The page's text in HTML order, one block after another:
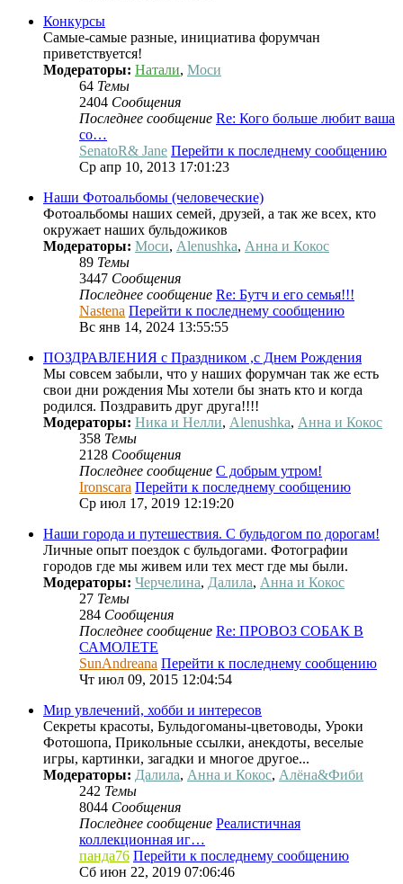
Конкурсы
Самые-самые разные, инициатива форумчан
приветствуется!
Модераторы: Натали, Моси
64 Темы
2404 Сообщения
Последнее сообщение Re: Кого больше любит ваша
со…
SenatoR& Jane Перейти к последнему сообщению
Ср апр 10, 2013 17:01:23
Наши Фотоальбомы (человеческие)
Фотоальбомы наших семей, друзей, а так же всех, кто
окружает наших бульдожиков
Модераторы: Моси, Alenushka, Анна и Кокос
89 Темы
3447 Сообщения
Последнее сообщение Re: Бутч и его семья!!!
Nastena Перейти к последнему сообщению
Вс янв 14, 2024 13:55:55
ПОЗДРАВЛЕНИЯ с Праздником ,с Днем Рождения
Мы совсем забыли, что у наших форумчан так же есть
свои дни рождения Мы хотели бы знать кто и когда
родился. Поздравить друг друга!!!!
Модераторы: Ника и Нелли, Alenushka, Анна и Кокос
358 Темы
2128 Сообщения
Последнее сообщение С добрым утром!
Ironscara Перейти к последнему сообщению
Ср июл 17, 2019 12:19:20
Наши города и путешествия. С бульдогом по дорогам!
Личные опыт поездок с бульдогами. Фотографии
городов где мы живем или тех мест где мы были.
Модераторы: Черчелина, Далила, Анна и Кокос
27 Темы
284 Сообщения
Последнее сообщение Re: ПРОВОЗ СОБАК В
САМОЛЕТЕ
SunAndreana Перейти к последнему сообщению
Чт июл 09, 2015 12:04:54
Мир увлечений, хобби и интересов
Секреты красоты, Бульдогоманы-цветоводы, Уроки
Фотошопа, Прикольные ссылки, анекдоты, веселые
игры, картинки, загадки и многое другое...
Модераторы: Далила, Анна и Кокос, Алёна&Фиби
242 Темы
8044 Сообщения
Последнее сообщение Реалистичная
коллекционная иг…
панда76 Перейти к последнему сообщению
Сб июн 22, 2019 07:06:46